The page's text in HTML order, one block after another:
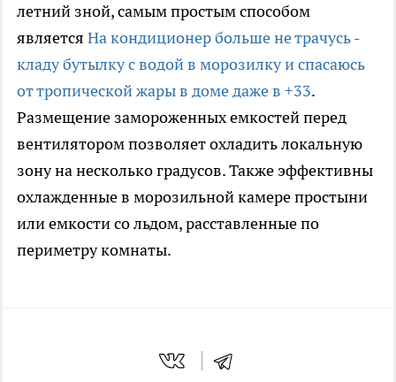
летний зной, самым простым способом
является На кондиционер больше не трачусь -
кладу бутылку с водой в морозилку и спасаюсь
от тропической жары в доме даже в +33.
Размещение замороженных емкостей перед
вентилятором позволяет охладить локальную
зону на несколько градусов. Также эффективны
охлажденные в морозильной камере простыни
или емкости со льдом, расставленные по
периметру комнаты.